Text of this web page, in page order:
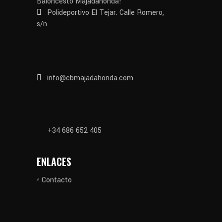
Polideportivo El Tejar. Calle Romero,
s/n
info@cbmajadahonda.com
+34 686 652 405
ENLACES
Contacto